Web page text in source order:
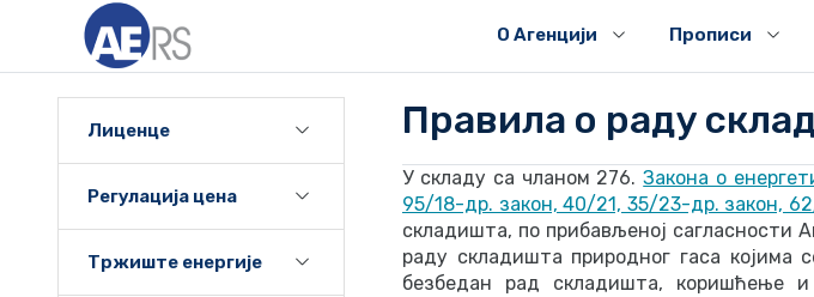
О Агенцији Прописи
Лиценце
Регулација цена
Тржиште енергије
Правила о раду
У складу са чланом 276.Закона о
95/18-др. закон, 40/21, 35/23-др. закон,
складишта, по прибављеној сагласности
раду складишта природног гаса којима
безбедан рад складишта, коришћење